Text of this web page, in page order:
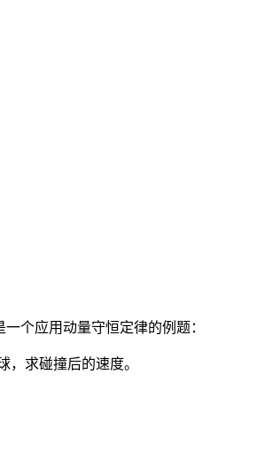
个应用动量守恒定律的例题：
，求碰撞后的速度。